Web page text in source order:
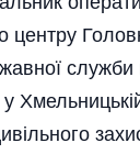
центру
слу­жби